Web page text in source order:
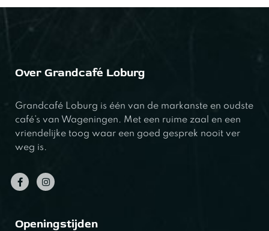
Over Grandcafé Loburg
Grandcafé Loburg is één van de markanste en oudste
café’s van Wageningen. Met een ruime zaal en een
vriendelijke toog waar een goed gesprek nooit ver
weg is.
Openingstijden